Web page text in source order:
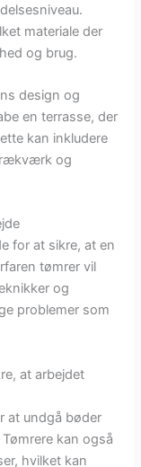
materiale der
og brug.
design og
en terrasse, der
kan inkludere
rækværk og
for at sikre, at en
tømrer vil
og
problemer som
at arbejdet
at undgå bøder
kan også
hvilket kan